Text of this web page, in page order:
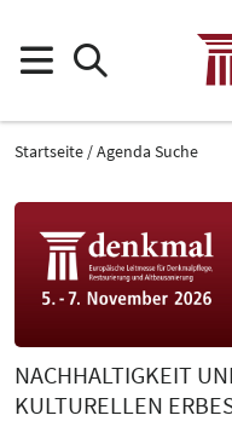
Startseite
Agenda Suche
NACHHALTIGKEIT
KULTURELLEN